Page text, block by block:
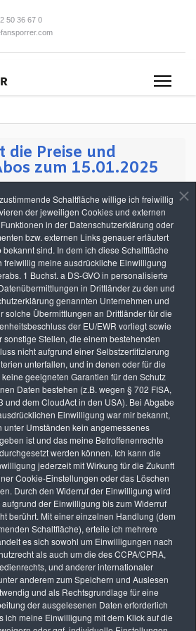
Schaltfläche willige ich freiwillig
der jeweiligen Cookies und externen
in der Datenschutzerklärung oder
bzw. externen Links genauer erläutert
sind. In dem ich diese Schaltfläche
freiwillig meine ausdrückliche Einwilligung
1 Buchst. a DS-GVO in personalisierte
in Drittländer zu den und
genannten Unternehmen und
solche Übermittlungen an Drittländer für die
der EU/EWR vorliegt sowie
sonstige Stellen, die einem bestehenden
nicht aufgrund einer Selbstzertifizierung
unterfallen, und in denen oder für die
geeigneten Garantien für den Schutz
Daten bestehen (z.B. wegen § 702 FISA,
und dem CloudAct in den USA). Bei Abgabe
Einwilligung war mir bekannt,
unter Umständen kein angemessenes
ist und das meine Betroffenenrechte
werden können. Ich kann die
jederzeit mit Wirkung für die Zukunft
Cookie-Einstellungen oder das Löschen
Durch den Widerruf der Einwilligung wird
der Einwilligung bis zum Widerruf
berührt. Mit einer einzelnen Handlung (dem
Schaltfläche), erteile ich mehrere
es sich sowohl um Einwilligungen nach
als auch um die des CCPA/CPRA,
und anderer internationaler
anderem zum Speichern und Auslesen
und als Rechtsgrundlage für eine
der ausgelesenen Daten erforderlich
ich meine Einwilligung mit dem Klick auf die
50 36 67 0
die Preise und
zum 15.01.2025
und strukturiert Abos um
und auch schon länger kommuniziert erhöht
Preis für das Foto-Abo (20GB).
die Preise und strukturiert Abos
nach dem Kauf bei Amazon
veröffentlicht - Neu: Generatives Löschen
13 veröffentlicht
Update 12.2.1
Neo - Early Bird Aktion nur bis 30. August
Classic V10 Update
AI an
Luminar-Update 4.3
3
und Verwendung der NIK Collection mit
Update 9.2
4 an
für Luminar
mit einem Klick
Wettbewerb 2/2019
3 4 5 6 7 8 9 10